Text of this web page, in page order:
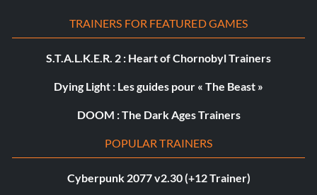
TRAINERS FOR FEATURED GAMES
S.T.A.L.K.E.R. 2 : Heart of Chornobyl Trainers
Dying Light : Les guides pour « The Beast »
DOOM : The Dark Ages Trainers
POPULAR TRAINERS
Cyberpunk 2077 v2.30 (+12 Trainer)